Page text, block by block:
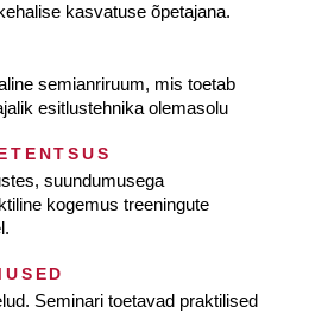
kasvatuse õpetajana.
semianriruum, mis toetab
esitlustehnika olemasolu
suundumusega
kogemus treeningute
Seminari toetavad praktilised